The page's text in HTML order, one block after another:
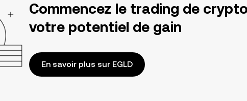
Commencez le trading de
votre potentiel de gain
En savoir plus sur EGLD